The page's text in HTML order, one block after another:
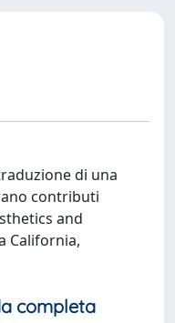
di una
contributi
and
California,
completa